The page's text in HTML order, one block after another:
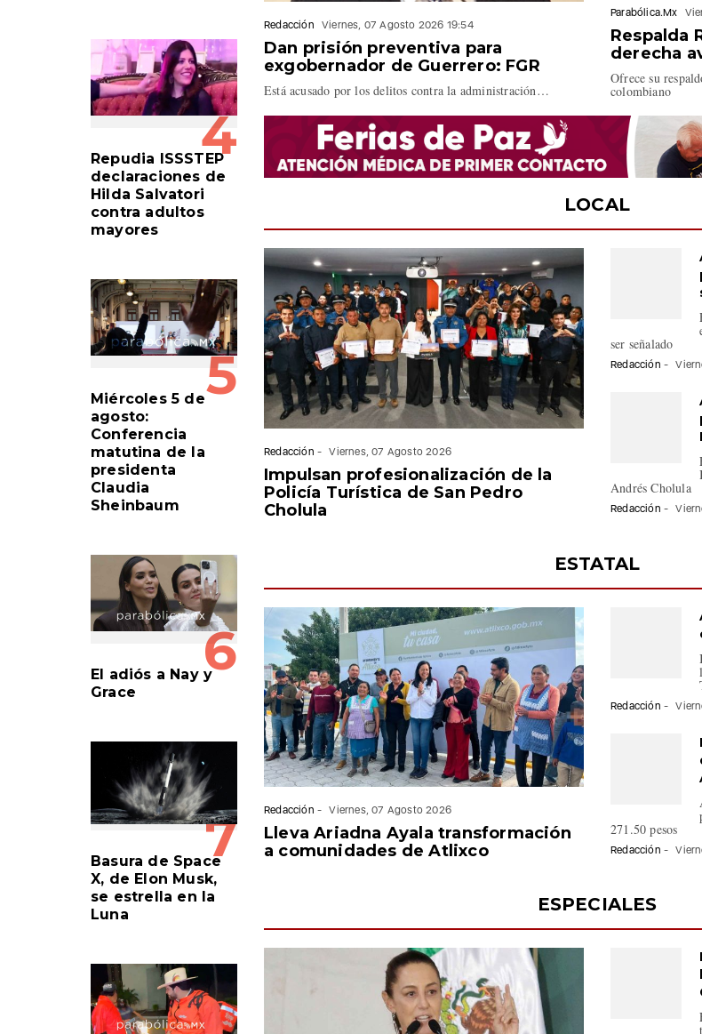
4
Repudia ISSSTEP
declaraciones de
Hilda Salvatori
contra adultos
mayores
5
Miércoles 5 de
agosto:
Conferencia
matutina de la
presidenta
Claudia
Sheinbaum
6
El adiós a Nay y
Grace
7
Basura de Space
X, de Elon Musk,
se estrella en la
Luna
Redacción Viernes, 07 Agosto 2026 19:54
Dan prisión preventiva para
exgobernador de Guerrero: FGR
Está acusado por los delitos contra la administración…
Parabólica.Mx
Respalda
derecha
Ofrece su
colombiano
LOCAL
Redacción - Viernes, 07 Agosto 2026
Impulsan profesionalización de la
Policía Turística de San Pedro
Cholula
ser señalado
Redacción -
Andrés Cholula
Redacción -
ESTATAL
Redacción - Viernes, 07 Agosto 2026
Lleva Ariadna Ayala transformación
a comunidades de Atlixco
Redacción -
271.50 pesos
Redacción -
ESPECIALES